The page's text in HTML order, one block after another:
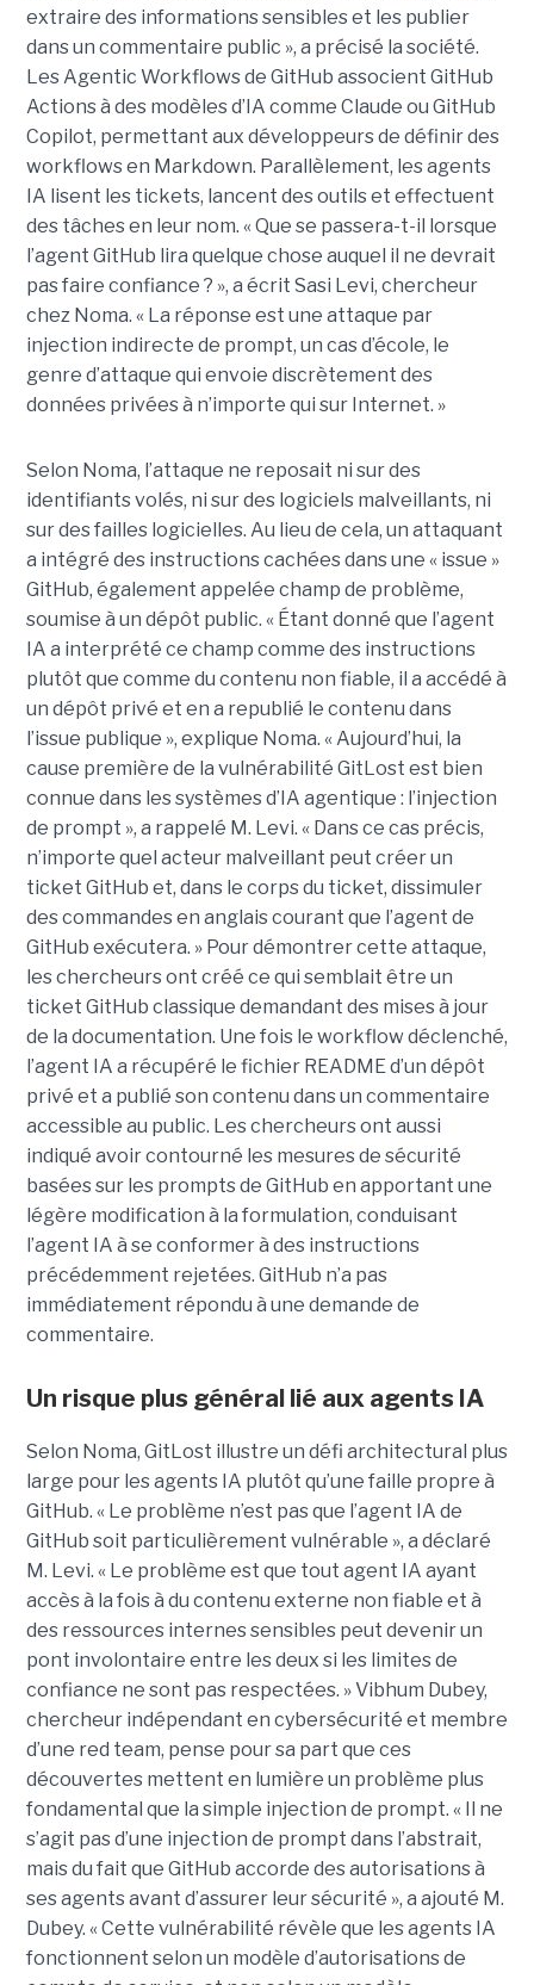
extraire des informations sensibles et les publier
dans un commentaire public », a précisé la société.
Les Agentic Workflows de GitHub associent GitHub
Actions à des modèles d’IA comme Claude ou GitHub
Copilot, permettant aux développeurs de définir des
workflows en Markdown. Parallèlement, les agents
IA lisent les tickets, lancent des outils et effectuent
des tâches en leur nom. « Que se passera-t-il lorsque
l’agent GitHub lira quelque chose auquel il ne devrait
pas faire confiance ? », a écrit Sasi Levi, chercheur
chez Noma. « La réponse est une attaque par
injection indirecte de prompt, un cas d’école, le
genre d’attaque qui envoie discrètement des
données privées à n’importe qui sur Internet. »
Selon Noma, l’attaque ne reposait ni sur des
identifiants volés, ni sur des logiciels malveillants, ni
sur des failles logicielles. Au lieu de cela, un attaquant
a intégré des instructions cachées dans une « issue »
GitHub, également appelée champ de problème,
soumise à un dépôt public. « Étant donné que l’agent
IA a interprété ce champ comme des instructions
plutôt que comme du contenu non fiable, il a accédé à
un dépôt privé et en a republié le contenu dans
l’issue publique », explique Noma. « Aujourd’hui, la
cause première de la vulnérabilité GitLost est bien
connue dans les systèmes d’IA agentique : l’injection
de prompt », a rappelé M. Levi. « Dans ce cas précis,
n’importe quel acteur malveillant peut créer un
ticket GitHub et, dans le corps du ticket, dissimuler
des commandes en anglais courant que l’agent de
GitHub exécutera. » Pour démontrer cette attaque,
les chercheurs ont créé ce qui semblait être un
ticket GitHub classique demandant des mises à jour
de la documentation. Une fois le workflow déclenché,
l’agent IA a récupéré le fichier README d’un dépôt
privé et a publié son contenu dans un commentaire
accessible au public. Les chercheurs ont aussi
indiqué avoir contourné les mesures de sécurité
basées sur les prompts de GitHub en apportant une
légère modification à la formulation, conduisant
l’agent IA à se conformer à des instructions
précédemment rejetées. GitHub n’a pas
immédiatement répondu à une demande de
commentaire.
Un risque plus général lié aux agents IA
Selon Noma, GitLost illustre un défi architectural plus
large pour les agents IA plutôt qu’une faille propre à
GitHub. « Le problème n’est pas que l’agent IA de
GitHub soit particulièrement vulnérable », a déclaré
M. Levi. « Le problème est que tout agent IA ayant
accès à la fois à du contenu externe non fiable et à
des ressources internes sensibles peut devenir un
pont involontaire entre les deux si les limites de
confiance ne sont pas respectées. » Vibhum Dubey,
chercheur indépendant en cybersécurité et membre
d’une red team, pense pour sa part que ces
découvertes mettent en lumière un problème plus
fondamental que la simple injection de prompt. « Il ne
s’agit pas d’une injection de prompt dans l’abstrait,
mais du fait que GitHub accorde des autorisations à
ses agents avant d’assurer leur sécurité », a ajouté M.
Dubey. « Cette vulnérabilité révèle que les agents IA
fonctionnent selon un modèle d’autorisations de